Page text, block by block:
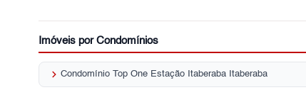
Imóveis por Condomínios
keyboard_arrow_right Condomínio Top One Estação Itaberaba Itaberaba